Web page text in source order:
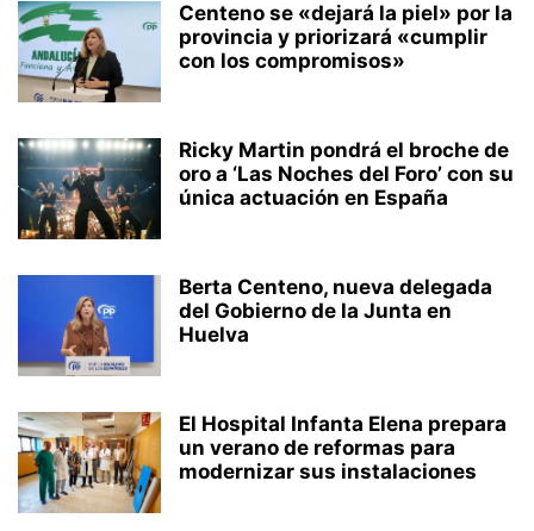
Centeno se «dejará la piel» por la
provincia y priorizará «cumplir
con los compromisos»
Ricky Martin pondrá el broche de
oro a ‘Las Noches del Foro’ con su
única actuación en España
Berta Centeno, nueva delegada
del Gobierno de la Junta en
Huelva
El Hospital Infanta Elena prepara
un verano de reformas para
modernizar sus instalaciones